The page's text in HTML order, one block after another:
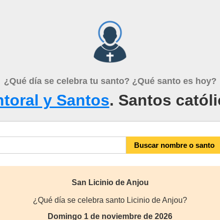
¿Qué día se celebra tu santo? ¿Qué santo es hoy?
y Santos. Santos
San Licinio de Anjou
¿Qué día se celebra santo Licinio de Anjou?
Domingo 1 de noviembre de 2026